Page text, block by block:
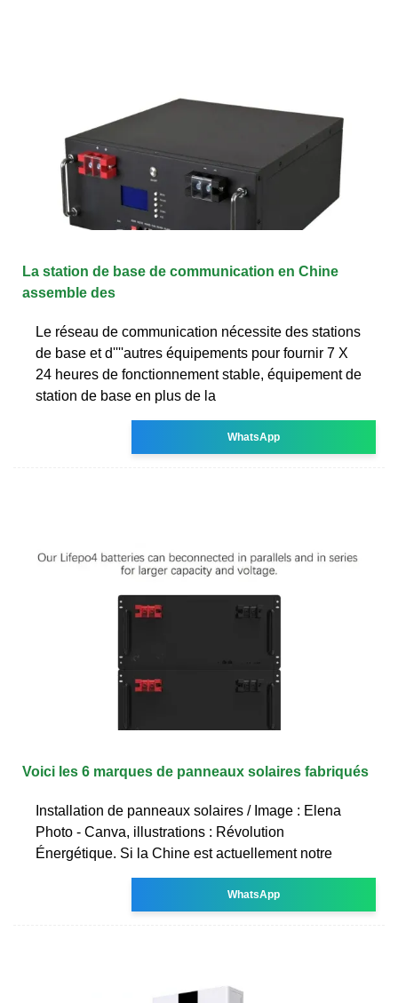
La station de base de communication en Chine
assemble des
Le réseau de communication nécessite des stations
de base et d''''autres équipements pour fournir 7 X
24 heures de fonctionnement stable, équipement de
station de base en plus de la
WhatsApp
Voici les 6 marques de panneaux solaires fabriqués
Installation de panneaux solaires / Image : Elena
Photo - Canva, illustrations : Révolution
Énergétique. Si la Chine est actuellement notre
WhatsApp